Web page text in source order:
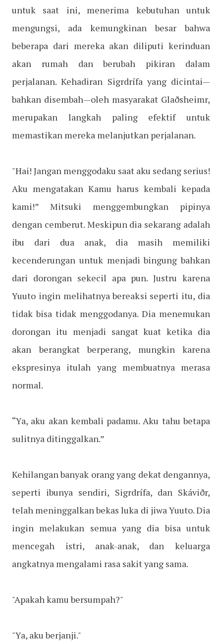
untuk saat ini, menerima kebutuhan untuk
mengungsi, ada kemungkinan besar bahwa
beberapa dari mereka akan diliputi kerinduan
akan rumah dan berubah pikiran dalam
perjalanan. Kehadiran Sigrdrífa yang dicintai—
bahkan disembah—oleh masyarakat Glaðsheimr,
merupakan langkah paling efektif untuk
memastikan mereka melanjutkan perjalanan.
"Hai! Jangan menggodaku saat aku sedang serius!
Aku mengatakan Kamu harus kembali kepada
kami!” Mitsuki menggembungkan pipinya
dengan cemberut. Meskipun dia sekarang adalah
ibu dari dua anak, dia masih memiliki
kecenderungan untuk menjadi bingung bahkan
dari dorongan sekecil apa pun. Justru karena
Yuuto ingin melihatnya bereaksi seperti itu, dia
tidak bisa tidak menggodanya. Dia menemukan
dorongan itu menjadi sangat kuat ketika dia
akan berangkat berperang, mungkin karena
ekspresinya itulah yang membuatnya merasa
normal.
“Ya, aku akan kembali padamu. Aku tahu betapa
sulitnya ditinggalkan.”
Kehilangan banyak orang yang dekat dengannya,
seperti ibunya sendiri, Sigrdrífa, dan Skáviðr,
telah meninggalkan bekas luka di jiwa Yuuto. Dia
ingin melakukan semua yang dia bisa untuk
mencegah istri, anak-anak, dan keluarga
angkatnya mengalami rasa sakit yang sama.
"Apakah kamu bersumpah?"
"Ya, aku berjanji."